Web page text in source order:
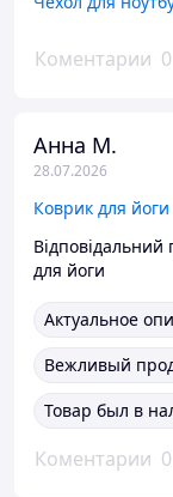
Коментарии 0
Анна М.
28.07.2026
для йоги
Актуальное
Вежливый
Товар был в
Коментарии 0